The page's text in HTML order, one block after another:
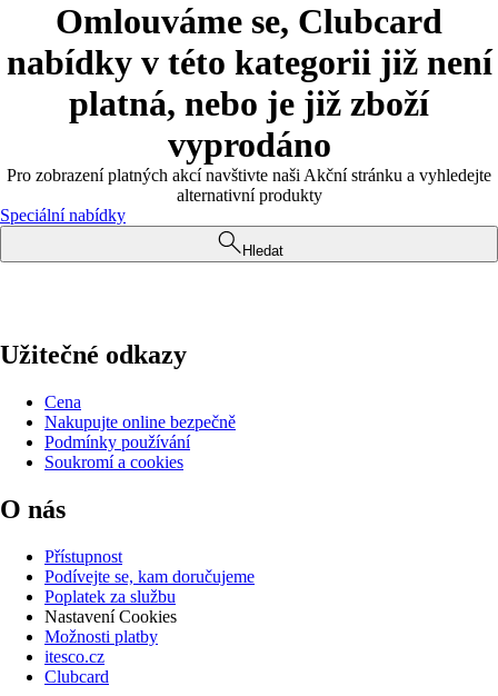
Omlouváme se, Clubcard
nabídky v této kategorii již není
platná, nebo je již zboží
vyprodáno
Pro zobrazení platných akcí navštivte naši Akční stránku a vyhledejte
alternativní produkty
Speciální nabídky
Hledat
Užitečné odkazy
Cena
Nakupujte online bezpečně
Podmínky používání
Soukromí a cookies
O nás
Přístupnost
Podívejte se, kam doručujeme
Poplatek za službu
Nastavení Cookies
Možnosti platby
itesco.cz
Clubcard